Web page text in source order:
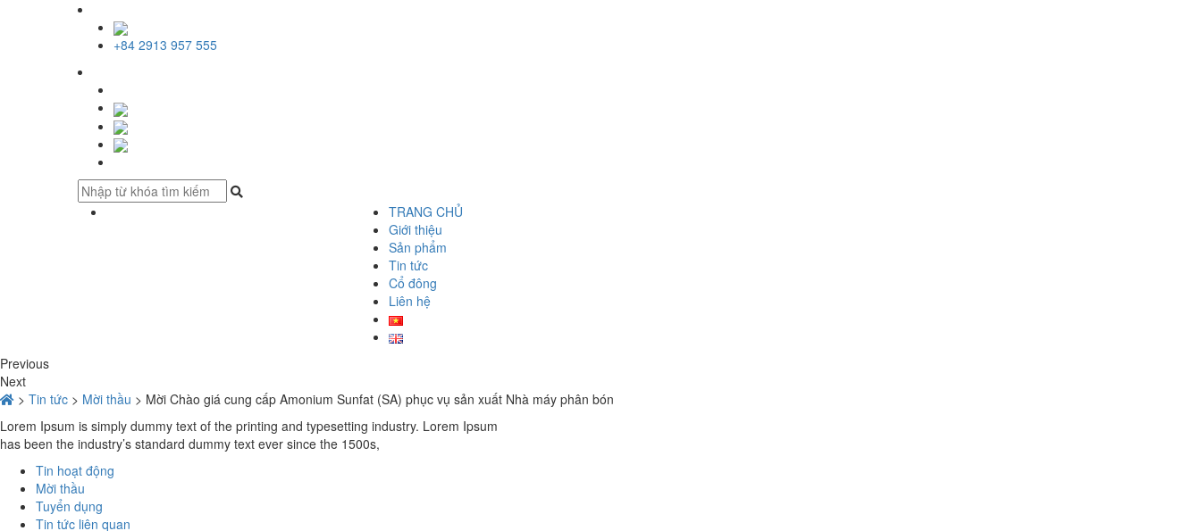
+84 2913 957 555
TRANG CHỦ
Giới thiệu
Sản phẩm
Tin tức
Cổ đông
Liên hệ
Previous
Next
> Tin tức > Mời thầu > Mời Chào giá cung cấp Amonium Sunfat (SA) phục vụ sản xuất Nhà máy phân bón
Lorem Ipsum is simply dummy text of the printing and typesetting industry. Lorem Ipsum
has been the industry’s standard dummy text ever since the 1500s,
Tin hoạt động
Mời thầu
Tuyển dụng
Tin tức liên quan